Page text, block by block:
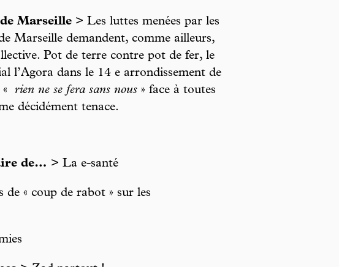
Marseille > Les luttes menées par les
Marseille demandent, comme ailleurs,
Pot de terre contre pot de fer, le
l’Agora dans le 14 e arrondissement de
rien ne se fera sans nous » face à toutes
décidément tenace.
de… > La e-santé
de « coup de rabot » sur les